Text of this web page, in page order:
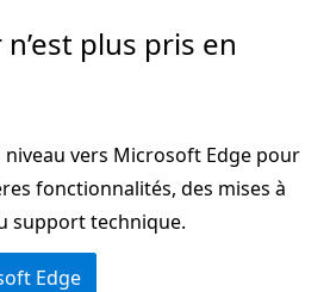
plus pris en
niveau vers Microsoft Edge pour
fonctionnalités, des mises à
support technique.
Edge